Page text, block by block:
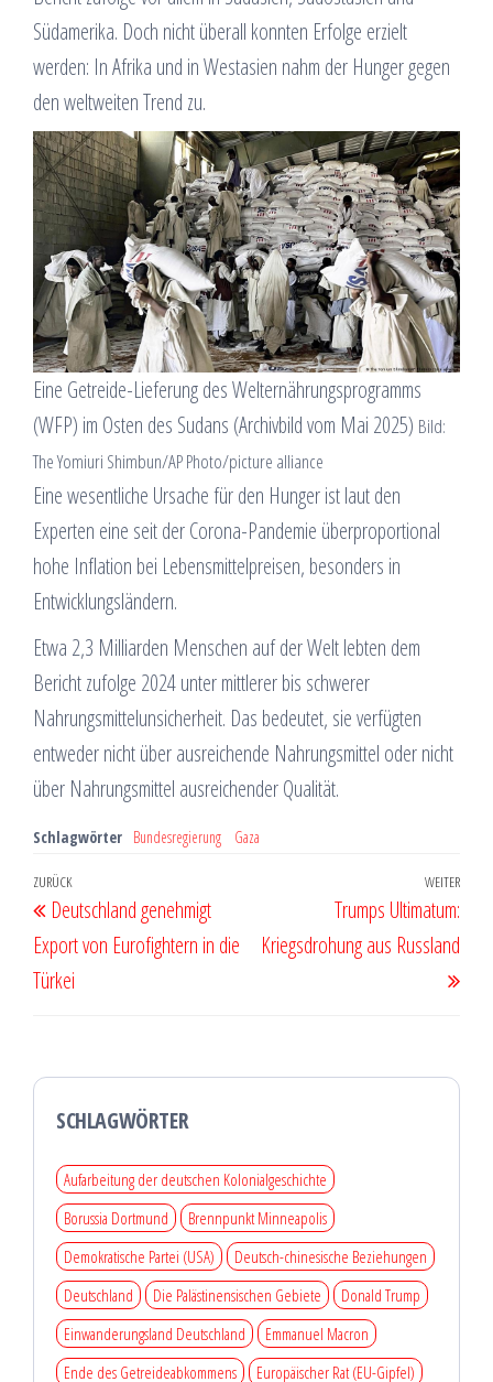
Südamerika. Doch nicht überall konnten Erfolge erzielt
werden: In Afrika und in Westasien nahm der Hunger gegen
den weltweiten Trend zu.
Eine Getreide-Lieferung des Welternährungsprogramms
(WFP) im Osten des Sudans (Archivbild vom Mai 2025) Bild:
The Yomiuri Shimbun/AP Photo/picture alliance
Eine wesentliche Ursache für den Hunger ist laut den
Experten eine seit der Corona-Pandemie überproportional
hohe Inflation bei Lebensmittelpreisen, besonders in
Entwicklungsländern.
Etwa 2,3 Milliarden Menschen auf der Welt lebten dem
Bericht zufolge 2024 unter mittlerer bis schwerer
Nahrungsmittelunsicherheit. Das bedeutet, sie verfügten
entweder nicht über ausreichende Nahrungsmittel oder nicht
über Nahrungsmittel ausreichender Qualität.
Schlagwörter Bundesregierung Gaza
Beitragsnavigation
Vorheriger
Beitrag
ZURÜCK
Deutschland genehmigt
Export von Eurofightern in die
Türkei
WEITER
Trumps Ultimatum:
Kriegsdrohung aus Russland
SCHLAGWÖRTER
Aufarbeitung der deutschen Kolonialgeschichte
Borussia Dortmund
Brennpunkt Minneapolis
Demokratische Partei (USA)
Deutsch-chinesische Beziehungen
Deutschland
Die Palästinensischen Gebiete
Donald Trump
Einwanderungsland Deutschland
Emmanuel Macron
Ende des Getreideabkommens
Europäischer Rat (EU-Gipfel)